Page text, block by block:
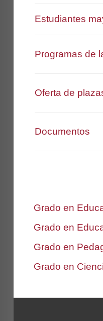
Estudiantes
Programas de
Oferta de
Documentos
Grado en
Grado en
Grado en
Grado en